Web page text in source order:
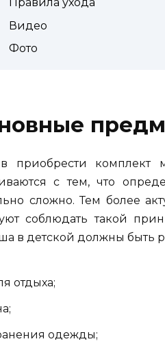
Правила ухода
Видео
Фото
приобрести комплект
с тем, что
сложно. Тем более
соблюдать такой
в детской должны быть
отдыха;
одежды;